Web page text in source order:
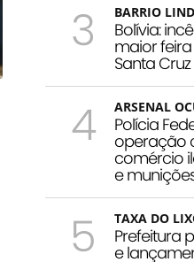
3 BARRIO
Bolívia:
maior
Santa
4 ARSENAL
Polícia
operação
comércio
e
5 TAXA DO
Prefeitura
e